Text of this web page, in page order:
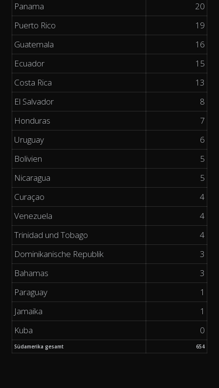
Panama
20
Puerto Rico
19
Guatemala
16
Ecuador
15
Costa Rica
13
El Salvador
8
Honduras
7
Uruguay
6
Bolivien
5
Nicaragua
5
Curaçao
4
Venezuela
4
Trinidad und Tobago
4
Dominikanische Republik
3
Bahamas
3
Paraguay
1
Jamaika
1
Kuba
0
Südamerika gesamt 654